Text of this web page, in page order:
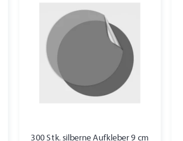
300 Stk. silberne Aufkleber 9 cm